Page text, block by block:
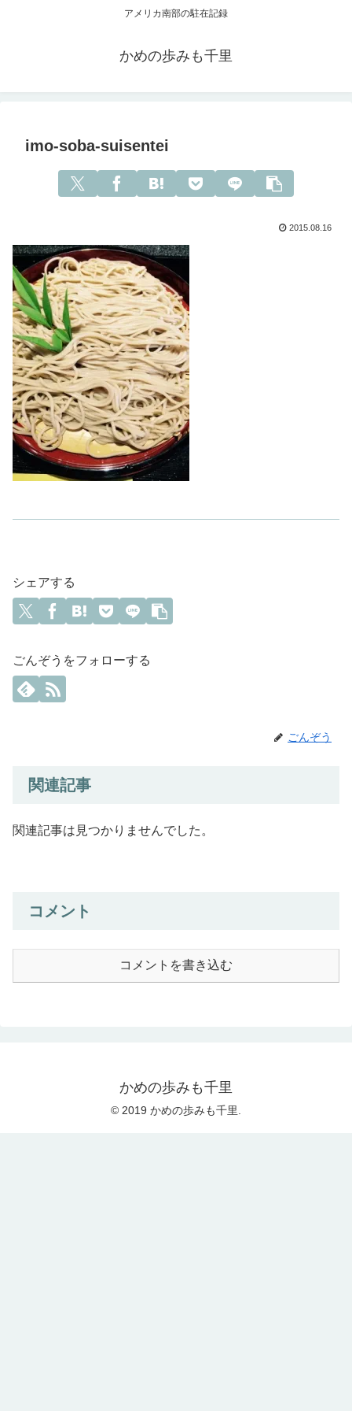
アメリカ南部の駐在記録
かめの歩みも千里
imo-soba-suisentei
2015.08.16
シェアする
ごんぞうをフォローする
ごんぞう
関連記事
関連記事は見つかりませんでした。
コメント
コメントを書き込む
かめの歩みも千里
© 2019 かめの歩みも千里.